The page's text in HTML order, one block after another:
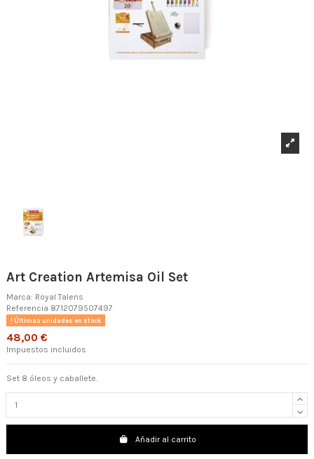
Art Creation Artemisa Oil Set
Marca: Royal Talens
Referencia 8712079507497
Últimas unidades en stock
48,00 €
Impuestos incluidos
Set 8 óleos y caballete.
Añadir al carrito